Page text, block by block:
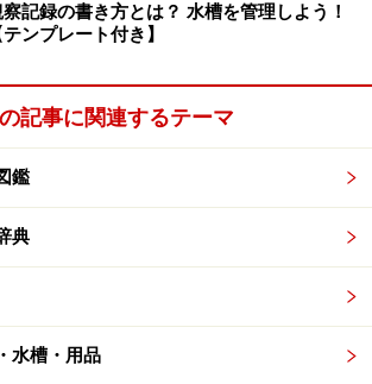
記録の書き方とは？ 水槽を管理しよう！
テンプレート付き】
記事に関連するテーマ
鑑
典
水槽・用品